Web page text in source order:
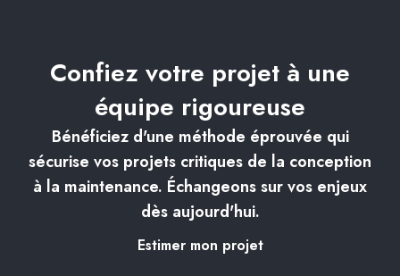
Confiez votre projet à une
équipe rigoureuse
Bénéficiez d'une méthode éprouvée qui
sécurise vos projets critiques de la conception
à la maintenance. Échangeons sur vos enjeux
dès aujourd'hui.
Estimer mon projet